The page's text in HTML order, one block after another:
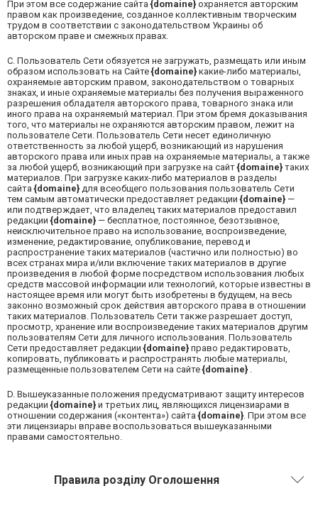
При этом все содержание сайта{domaine} охраняется авторским
правом как произведение, созданное коллективным творческим
трудом в соответствии с законодательством Украины об
авторском праве и смежных правах.
C. Пользователь Сети обязуется не загружать, размещать или иным
образом использовать на Сайте{domaine} какие-либо материалы,
охраняемые авторским правом, законодательством о товарных
знаках, и иные охраняемые материалы без получения выраженного
разрешения обладателя авторского права, товарного знака или
иного права на охраняемый материал. При этом бремя доказывания
того, что материалы не охраняются авторским правом, лежит на
пользователе Сети. Пользователь Сети несет единоличную
ответственность за любой ущерб, возникающий из нарушения
авторского права или иных прав на охраняемые материалы, а также
за любой ущерб, возникающий при загрузке на сайт{domaine} таких
материалов. При загрузке каких-либо материалов в разделы
сайта{domaine} для всеобщего пользования пользователь Сети
тем самым автоматически предоставляет редакции{domaine} —
или подтверждает, что владелец таких материалов предоставил
редакции{domaine} — бесплатное, постоянное, безотзывное,
неисключительное право на использование, воспроизведение,
изменение, редактирование, опубликование, перевод и
распространение таких материалов (частично или полностью) во
всех странах мира и/или включение таких материалов в другие
произведения в любой форме посредством использования любых
средств массовой информации или технологий, которые известны в
настоящее время или могут быть изобретены в будущем, на весь
законно возможный срок действия авторского права в отношении
таких материалов. Пользователь Сети также разрешает доступ,
просмотр, хранение или воспроизведение таких материалов другим
пользователям Сети для личного использования. Пользователь
Сети предоставляет редакции{domaine} право редактировать,
копировать, публиковать и распространять любые материалы,
размещенные пользователем Сети на сайте{domaine} .
D. Вышеуказанные положения предусматривают защиту интересов
редакции{domaine} и третьих лиц, являющихся лицензиарами в
отношении содержания («контента») сайта{domaine}. При этом все
эти лицензиары вправе воспользоваться вышеуказанными
правами самостоятельно.
Правила розділу Оголошення